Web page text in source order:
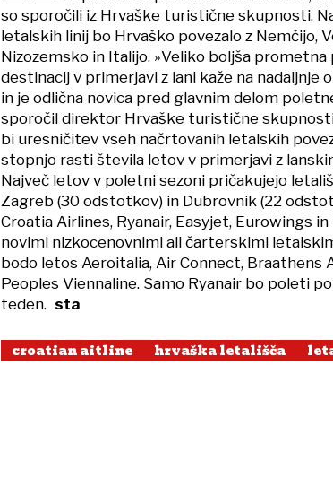
so sporočili iz Hrvaške turistične skupnosti.
letalskih linij bo Hrvaško povezalo z Nemčijo,
Nizozemsko in Italijo. »Veliko boljša
destinacij v primerjavi z lani kaže na
in je odlična novica pred glavnim delom
sporočil direktor Hrvaške turistične skupnosti
bi uresničitev vseh načrtovanih letalskih
stopnjo rasti števila letov v primerjavi z
Največ letov v poletni sezoni pričakujejo
Zagreb (30 odstotkov) in Dubrovnik (22
Croatia Airlines, Ryanair, Easyjet, Eurowings
novimi nizkocenovnimi ali čarterskimi
bodo letos Aeroitalia, Air Connect, Braathens
Peoples Viennaline. Samo Ryanair bo poleti
teden. sta
croatian aitline hrvaška letališča